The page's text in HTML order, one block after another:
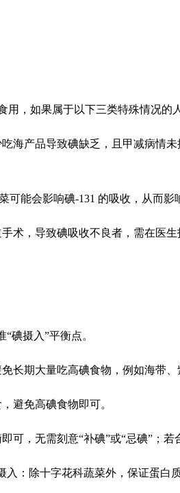
，如果属于以下三类特殊情况的
产品导致碘缺乏，且甲减病情
能会影响碘-131 的吸收，从而影
，导致碘吸收不良者，需在医生
摄入”平衡点。
期大量吃高碘食物，例如海带、
避免高碘食物即可。
，无需刻意“补碘”或“忌碘”；若
除十字花科蔬菜外，保证蛋白